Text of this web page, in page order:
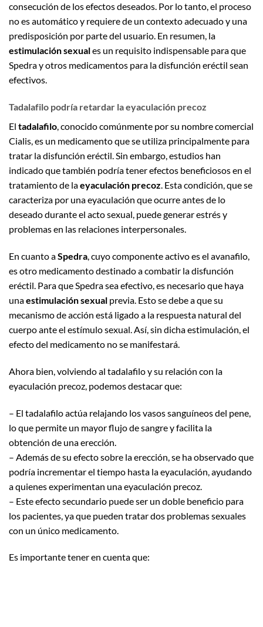
consecución de los efectos deseados. Por lo tanto, el proceso
no es automático y requiere de un contexto adecuado y una
predisposición por parte del usuario. En resumen, la
estimulación sexuales un requisito indispensable para que
Spedra y otros medicamentos para la disfunción eréctil sean
efectivos.
Tadalafilo podría retardar la eyaculación precoz
El tadalafilo, conocido comúnmente por su nombre comercial
Cialis, es un medicamento que se utiliza principalmente para
tratar la disfunción eréctil. Sin embargo, estudios han
indicado que también podría tener efectos beneficiosos en el
tratamiento de laeyaculación precoz. Esta condición, que se
caracteriza por una eyaculación que ocurre antes de lo
deseado durante el acto sexual, puede generar estrés y
problemas en las relaciones interpersonales.
En cuanto aSpedra, cuyo componente activo es el avanafilo,
es otro medicamento destinado a combatir la disfunción
eréctil. Para que Spedra sea efectivo, es necesario que haya
unaestimulación sexual previa. Esto se debe a que su
mecanismo de acción está ligado a la respuesta natural del
cuerpo ante el estímulo sexual. Así, sin dicha estimulación, el
efecto del medicamento no se manifestará.
Ahora bien, volviendo al tadalafilo y su relación con la
eyaculación precoz, podemos destacar que:
– El tadalafilo actúa relajando los vasos sanguíneos del pene,
lo que permite un mayor flujo de sangre y facilita la
obtención de una erección.
– Además de su efecto sobre la erección, se ha observado que
podría incrementar el tiempo hasta la eyaculación, ayudando
a quienes experimentan una eyaculación precoz.
– Este efecto secundario puede ser un doble beneficio para
los pacientes, ya que pueden tratar dos problemas sexuales
con un único medicamento.
Es importante tener en cuenta que: